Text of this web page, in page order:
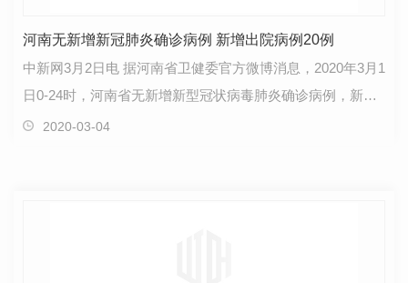
河南无新增新冠肺炎确诊病例 新增出院病例20例
中新网3月2日电 据河南省卫健委官方微博消息，2020年3月1
日0-24时，河南省无新增新型冠状病毒肺炎确诊病例，新增
出院病例20例。截至3月1日24时，河南全省累计报告…
2020-03-04